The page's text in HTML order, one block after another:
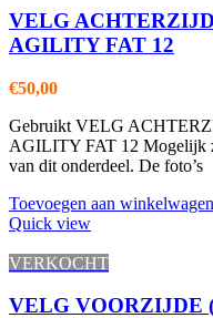
VELG
AGILITY FAT 12
€50,00
Gebruikt VELG
AGILITY FAT 12 Mogelijk
van dit onderdeel. De foto’s
Toevoegen aan winkelwagen
Quick view
VERKOCHT
VELG VOORZIJDE